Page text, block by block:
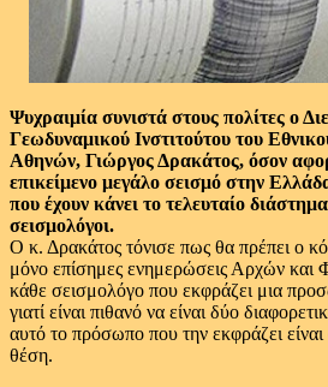
Ψυχραιμία συνιστά στους πολίτες ο
Γεωδυναμικού Ινστιτούτου του
Αθηνών, Γιώργος Δρακάτος, όσον
επικείμενο μεγάλο σεισμό στην
που έχουν κάνει το τελευταίο
σεισμολόγοι.
Ο κ. Δρακάτος τόνισε πως θα πρέπει ο
μόνο επίσημες ενημερώσεις Αρχών και
κάθε σεισμολόγο που εκφράζει μια
γιατί είναι πιθανό να είναι δύο
αυτό το πρόσωπο που την εκφράζει
θέση.